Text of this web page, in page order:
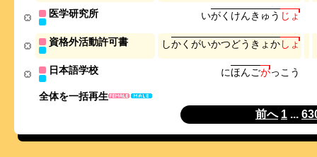
全体を一括再生
医学研究所 いがく けんき ゅ う じ ょ
資格外活動許可書 しかく がいかつどう き ょかし ょ
日本語学校 にほんごがっ こ う
前へ 1 ...